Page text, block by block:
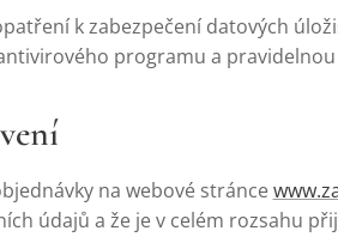
k zabezpečení datových
programu a
na webové stránce
údajů a že je v celém rozsahu